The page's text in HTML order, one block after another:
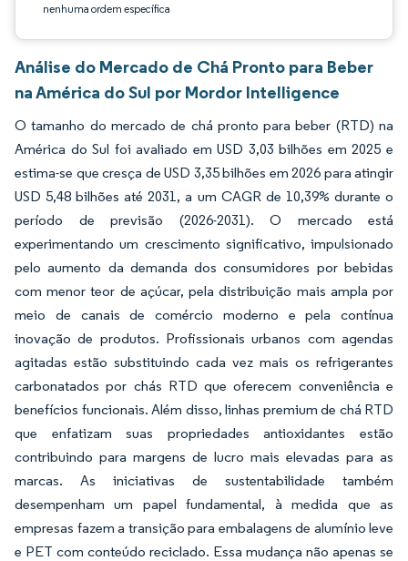
nenhuma ordem específica
Análise do Mercado de Chá Pronto para Beber
na América do Sul por Mordor Intelligence
O tamanho do mercado de chá pronto para beber (RTD) na
América do Sul foi avaliado em USD 3,03 bilhões em 2025 e
estima-se que cresça de USD 3,35 bilhões em 2026 para atingir
USD 5,48 bilhões até 2031, a um CAGR de 10,39% durante o
período de previsão (2026-2031). O mercado está
experimentando um crescimento significativo, impulsionado
pelo aumento da demanda dos consumidores por bebidas
com menor teor de açúcar, pela distribuição mais ampla por
meio de canais de comércio moderno e pela contínua
inovação de produtos. Profissionais urbanos com agendas
agitadas estão substituindo cada vez mais os refrigerantes
carbonatados por chás RTD que oferecem conveniência e
benefícios funcionais. Além disso, linhas premium de chá RTD
que enfatizam suas propriedades antioxidantes estão
contribuindo para margens de lucro mais elevadas para as
marcas. As iniciativas de sustentabilidade também
desempenham um papel fundamental, à medida que as
empresas fazem a transição para embalagens de alumínio leve
e PET com conteúdo reciclado. Essa mudança não apenas se